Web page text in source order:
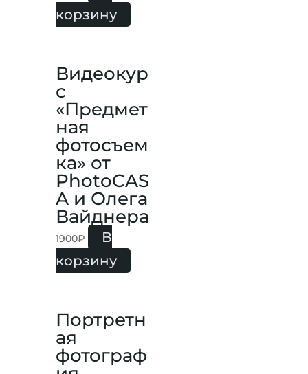
корзину
Видеокур
с
«Предмет
ная
фотосъем
ка» от
PhotoCAS
A и Олега
Вайднера
1900₽
В
корзину
Портретн
ая
фотограф